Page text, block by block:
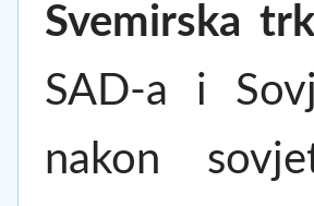
Svemirska
SAD-a i
nakon